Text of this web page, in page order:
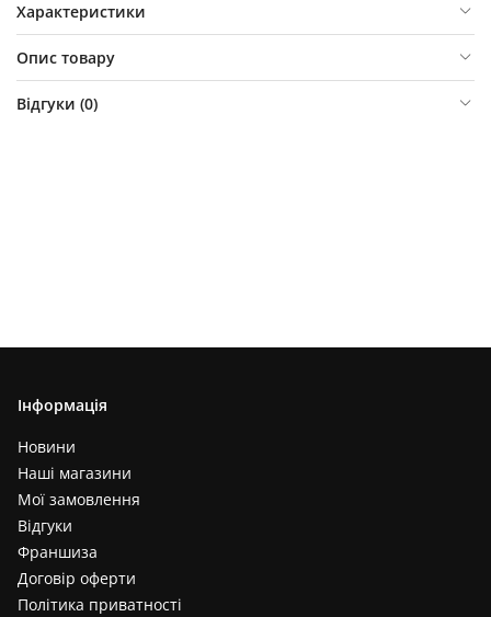
Характеристики
Опис товару
Відгуки (0)
Інформація
Новини
Наші магазини
Мої замовлення
Відгуки
Франшиза
Договір оферти
Політика приватності